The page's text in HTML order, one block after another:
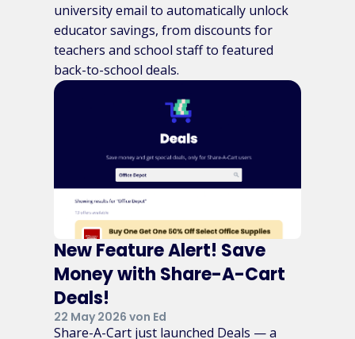
university email to automatically unlock
educator savings, from discounts for
teachers and school staff to featured
back-to-school deals.
New Feature Alert! Save
Money with Share-A-Cart
Deals!
22 May 2026 von Ed
Share-A-Cart just launched Deals — a